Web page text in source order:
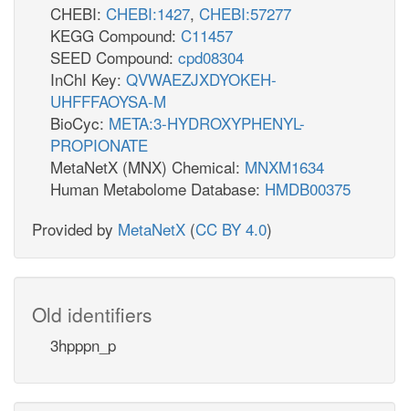
CHEBI: CHEBI:1427, CHEBI:57277
KEGG Compound: C11457
SEED Compound: cpd08304
InChI Key: QVWAEZJXDYOKEH-
UHFFFAOYSA-M
BioCyc: META:3-HYDROXYPHENYL-
PROPIONATE
MetaNetX (MNX) Chemical: MNXM1634
Human Metabolome Database: HMDB00375
Provided by MetaNetX (CC BY 4.0)
Old identifiers
3hpppn_p